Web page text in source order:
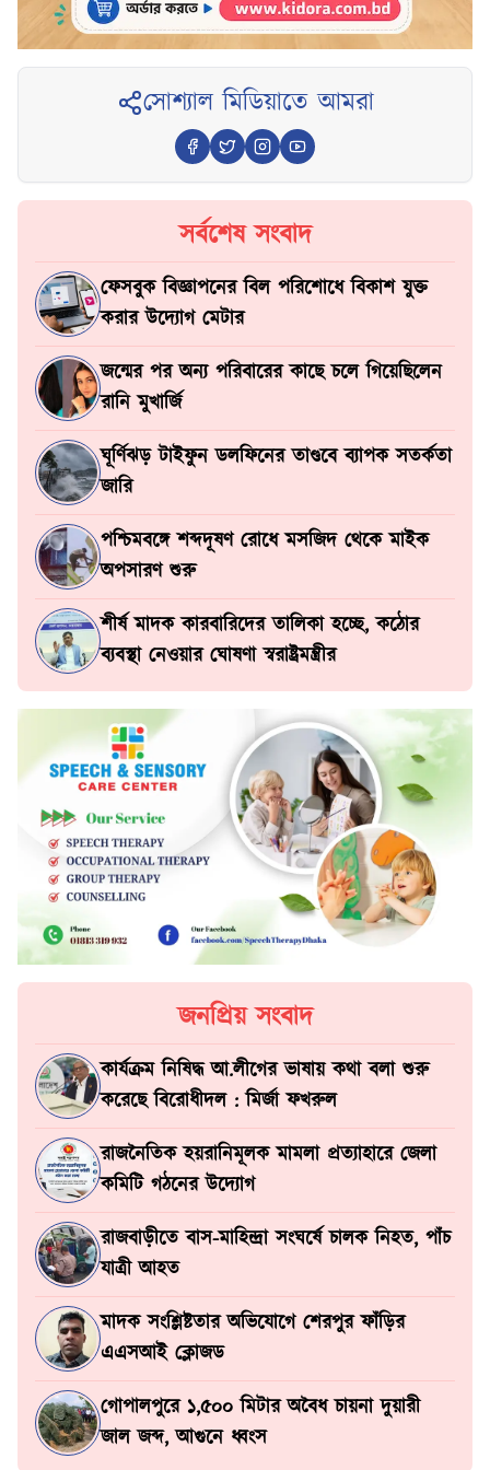
সোশ্যাল মিডিয়াতে আমরা
সর্বশেষ সংবাদ
ফেসবুক বিজ্ঞাপনের বিল পরিশোধে বিকাশ যুক্ত
করার উদ্যোগ মেটার
জন্মের পর অন্য পরিবারের কাছে চলে গিয়েছিলেন
রানি মুখার্জি
ঘূর্ণিঝড় টাইফুন ডলফিনের তাণ্ডবে ব্যাপক সতর্কতা
জারি
পশ্চিমবঙ্গে শব্দদূষণ রোধে মসজিদ থেকে মাইক
অপসারণ শুরু
শীর্ষ মাদক কারবারিদের তালিকা হচ্ছে, কঠোর
ব্যবস্থা নেওয়ার ঘোষণা স্বরাষ্ট্রমন্ত্রীর
জনপ্রিয় সংবাদ
কার্যক্রম নিষিদ্ধ আ.লীগের ভাষায় কথা বলা শুরু
করেছে বিরোধীদল : মির্জা ফখরুল
রাজনৈতিক হয়রানিমূলক মামলা প্রত্যাহারে জেলা
কমিটি গঠনের উদ্যোগ
রাজবাড়ীতে বাস-মাহিন্দ্রা সংঘর্ষে চালক নিহত, পাঁচ
যাত্রী আহত
মাদক সংশ্লিষ্টতার অভিযোগে শেরপুর ফাঁড়ির
এএসআই ক্লোজড
গোপালপুরে ১,৫০০ মিটার অবৈধ চায়না দুয়ারী
জাল জব্দ, আগুনে ধ্বংস